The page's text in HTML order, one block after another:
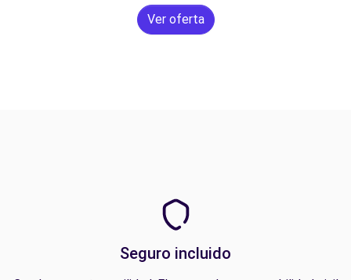
Ver oferta
Seguro incluido